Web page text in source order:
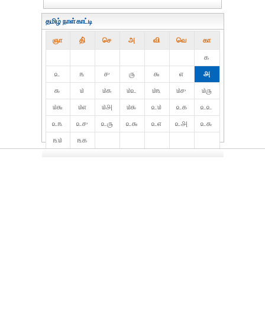
தமிழ் நாள்காட்டி
ஞா தி் செ அ வி வெ கா
௧
௨
௩ ௪ ௫ ௬ ௭
௮
௯
௰ ௰௧ ௰௨ ௰௩ ௰௪
௰௫
௰௬
௰௭ ௰௮ ௰௯ ௨௰ ௨௧
௨௨
௨௩
௨௪ ௨௫ ௨௬ ௨௭ ௨௮
௨௯
௩௰
௩௧